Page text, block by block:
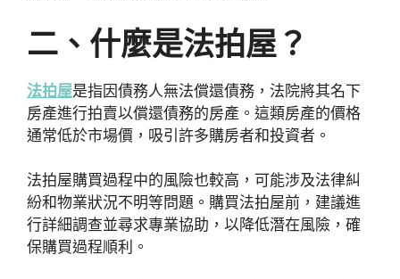
二、什麼是法拍屋？
法拍屋是指因債務人無法償還債務，法院將其名下
房產進行拍賣以償還債務的房產。這類房產的價格
通常低於市場價，吸引許多購房者和投資者。
法拍屋購買過程中的風險也較高，可能涉及法律糾
紛和物業狀況不明等問題。購買法拍屋前，建議進
行詳細調查並尋求專業協助，以降低潛在風險，確
保購買過程順利。